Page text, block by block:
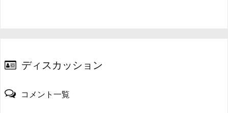
ディスカッション
コメント一覧